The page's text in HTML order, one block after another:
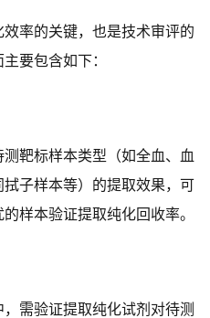
率的关键，也是技术审评的
要包含如下：
靶标样本类型（如全血、血
子样本等）的提取效果，可
样本验证提取纯化回收率。
需验证提取纯化试剂对待测